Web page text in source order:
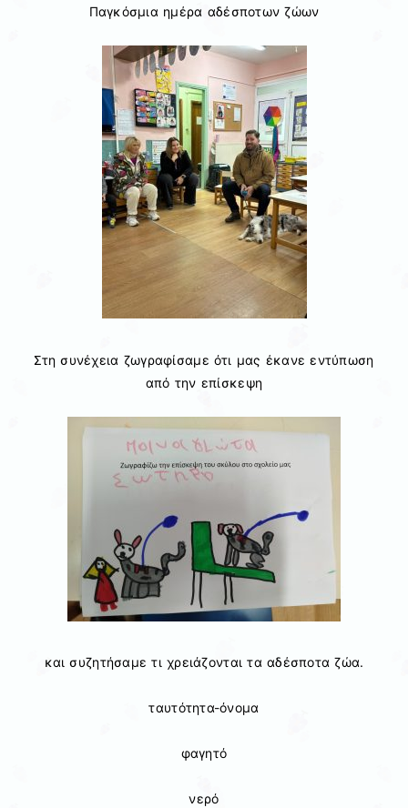
Παγκόσμια ημέρα αδέσποτων ζώων
Στη συνέχεια ζωγραφίσαμε ότι μας έκανε εντύπωση
από την επίσκεψη
και συζητήσαμε τι χρειάζονται τα αδέσποτα ζώα.
ταυτότητα-όνομα
φαγητό
νερό